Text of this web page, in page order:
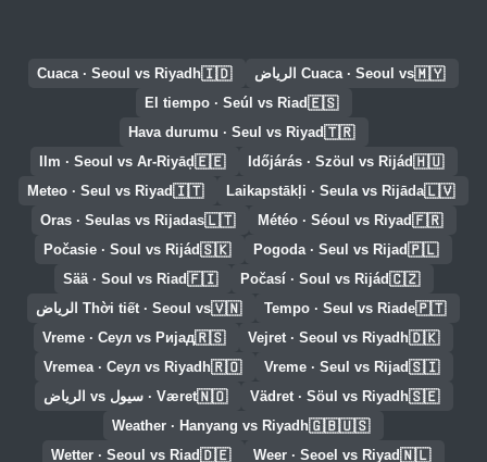
🇲🇾Cuaca · Seoul vs الرياض 🇮🇩
Cuaca · Seoul vs Riyadh
🇪🇸
El tiempo · Seúl vs Riad
🇹🇷
Hava durumu · Seul vs Riyad
🇭🇺
Időjárás · Szöul vs Rijád
🇪🇪
Ilm · Seoul vs Ar-Riyāḑ
🇱🇻
Laikapstākļi · Seula vs Rijāda
🇮🇹
Meteo · Seul vs Riyad
🇫🇷
Météo · Séoul vs Riyad
🇱🇹
Oras · Seulas vs Rijadas
🇵🇱
Pogoda · Seul vs Rijad
🇸🇰
Počasie · Soul vs Rijád
🇨🇿
Počasí · Soul vs Rijád
🇫🇮
Sää · Soul vs Riad
🇵🇹
Tempo · Seul vs Riade
🇻🇳Thời tiết · Seoul vs الرياض
🇩🇰
Vejret · Seoul vs Riyadh
🇷🇸
Vreme · Сеул vs Ријад
🇸🇮
Vreme · Seul vs Rijad
🇷🇴
Vremea · Сеул vs Riyadh
🇸🇪
Vädret · Söul vs Riyadh
🇳🇴Været · سيول vs الرياض
🇬🇧🇺🇸
Weather · Hanyang vs Riyadh
🇳🇱
Weer · Seoel vs Riyad
🇩🇪
Wetter · Seoul vs Riad